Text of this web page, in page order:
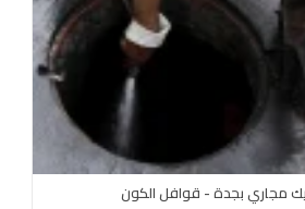
مجاري بجدة - قوافل الكون